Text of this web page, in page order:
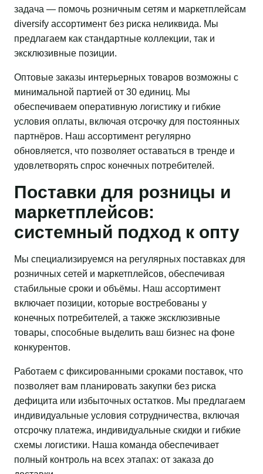
задача — помочь розничным сетям и маркетплейсам
diversify ассортимент без риска неликвида. Мы
предлагаем как стандартные коллекции, так и
эксклюзивные позиции.
Оптовые заказы интерьерных товаров возможны с
минимальной партией от 30 единиц. Мы
обеспечиваем оперативную логистику и гибкие
условия оплаты, включая отсрочку для постоянных
партнёров. Наш ассортимент регулярно
обновляется, что позволяет оставаться в тренде и
удовлетворять спрос конечных потребителей.
Поставки для розницы и
маркетплейсов:
системный подход к опту
Мы специализируемся на регулярных поставках для
розничных сетей и маркетплейсов, обеспечивая
стабильные сроки и объёмы. Наш ассортимент
включает позиции, которые востребованы у
конечных потребителей, а также эксклюзивные
товары, способные выделить ваш бизнес на фоне
конкурентов.
Работаем с фиксированными сроками поставок, что
позволяет вам планировать закупки без риска
дефицита или избыточных остатков. Мы предлагаем
индивидуальные условия сотрудничества, включая
отсрочку платежа, индивидуальные скидки и гибкие
схемы логистики. Наша команда обеспечивает
полный контроль на всех этапах: от заказа до